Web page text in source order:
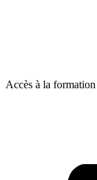
Accès à la formation